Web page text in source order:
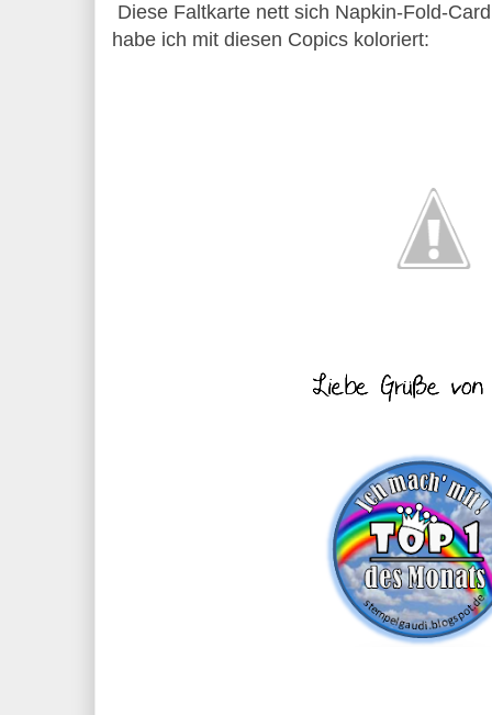
Diese Faltkarte nett sich Napkin-Fold-
habe ich mit diesen Copics koloriert: